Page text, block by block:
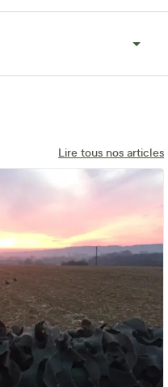
Lire tous nos articles